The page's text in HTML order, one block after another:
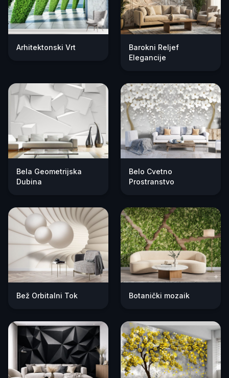
Arhitektonski Vrt
Barokni Reljef
Elegancije
Bela Geometrijska
Dubina
Belo Cvetno
Prostranstvo
Bež Orbitalni Tok Botanički mozaik